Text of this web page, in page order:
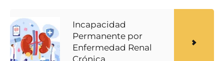
Incapacidad
Permanente por
Enfermedad Renal
Crónica